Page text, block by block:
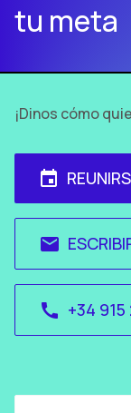
tu meta
¡Dinos cómo
event
email
call +34